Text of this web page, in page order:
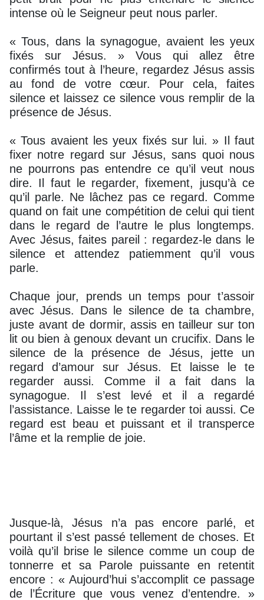
intense où le Seigneur peut nous parler.
« Tous, dans la synagogue, avaient les yeux
fixés sur Jésus. » Vous qui allez être
confirmés tout à l’heure, regardez Jésus assis
au fond de votre cœur. Pour cela, faites
silence et laissez ce silence vous remplir de la
présence de Jésus.
« Tous avaient les yeux fixés sur lui. » Il faut
fixer notre regard sur Jésus, sans quoi nous
ne pourrons pas entendre ce qu’il veut nous
dire. Il faut le regarder, fixement, jusqu’à ce
qu’il parle. Ne lâchez pas ce regard. Comme
quand on fait une compétition de celui qui tient
dans le regard de l’autre le plus longtemps.
Avec Jésus, faites pareil : regardez-le dans le
silence et attendez patiemment qu’il vous
parle.
Chaque jour, prends un temps pour t’assoir
avec Jésus. Dans le silence de ta chambre,
juste avant de dormir, assis en tailleur sur ton
lit ou bien à genoux devant un crucifix. Dans le
silence de la présence de Jésus, jette un
regard d’amour sur Jésus. Et laisse le te
regarder aussi. Comme il a fait dans la
synagogue. Il s’est levé et il a regardé
l’assistance. Laisse le te regarder toi aussi. Ce
regard est beau et puissant et il transperce
l’âme et la remplie de joie.
Jusque-là, Jésus n’a pas encore parlé, et
pourtant il s’est passé tellement de choses. Et
voilà qu’il brise le silence comme un coup de
tonnerre et sa Parole puissante en retentit
encore : « Aujourd’hui s’accomplit ce passage
de l’Écriture que vous venez d’entendre. »